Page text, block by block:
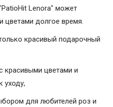
Lenora" может
цветами долгое время.
красивый подарочный
красивыми цветами и
уходу,
для любителей роз и